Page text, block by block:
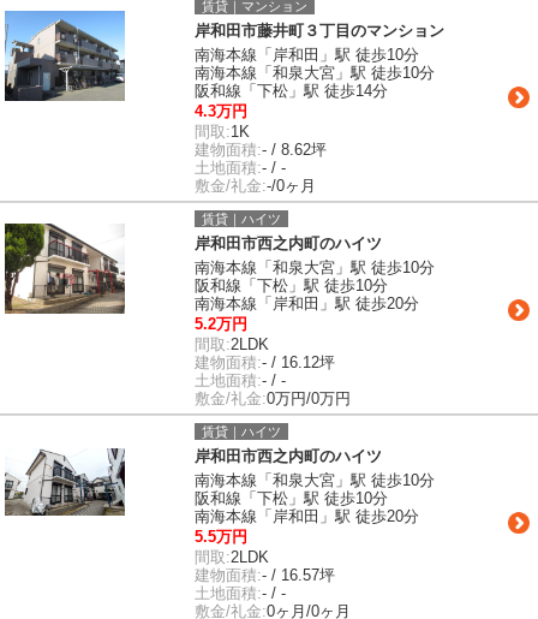
賃貸｜マンション
岸和田市藤井町３丁目のマンション
南海本線「岸和田」駅 徒歩10分
南海本線「和泉大宮」駅 徒歩10分
阪和線「下松」駅 徒歩14分
4.3万円
間取:1K
建物面積:- / 8.62坪
土地面積:- / -
敷金/礼金:-/0ヶ月
賃貸｜ハイツ
岸和田市西之内町のハイツ
南海本線「和泉大宮」駅 徒歩10分
阪和線「下松」駅 徒歩10分
南海本線「岸和田」駅 徒歩20分
5.2万円
間取:2LDK
建物面積:- / 16.12坪
土地面積:- / -
敷金/礼金:0万円/0万円
賃貸｜ハイツ
岸和田市西之内町のハイツ
南海本線「和泉大宮」駅 徒歩10分
阪和線「下松」駅 徒歩10分
南海本線「岸和田」駅 徒歩20分
5.5万円
間取:2LDK
建物面積:- / 16.57坪
土地面積:- / -
敷金/礼金:0ヶ月/0ヶ月